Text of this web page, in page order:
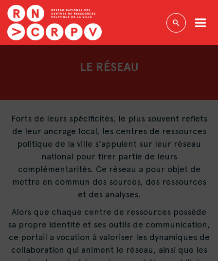
LE RÉSEAU
Forts de leurs spécificités, le plus souvent reflets
de leur ancrage local, les centres de ressources
politique de la ville s’appuient sur leur réseau
national pour tirer partie de leurs
complémentarités. Ce réseau a pour objet de
mettre en commun des sources, des ressources
et des analyses.
Alors que chaque centre de ressources possède
sa propre identité et ses outils de communication,
ce portail a vocation à valoriser les dynamiques de
collaboration qui animent le réseau, ainsi que les